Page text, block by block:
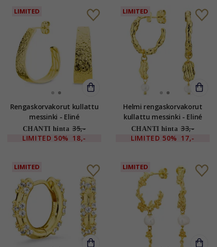
LIMITED
Rengaskorvakorut kullattu
messinki - Eliné
CHANTI hinta 35,-
LIMITED 50% 18,-
LIMITED
Helmi rengaskorvakorut
kullattu messinki - Eliné
CHANTI hinta 33,-
LIMITED 50% 17,-
LIMITED LIMITED